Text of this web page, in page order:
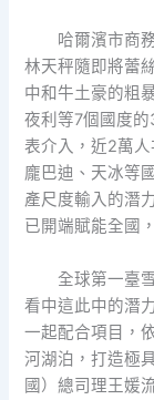
哈爾濱市商
林天秤隨即將蕾
中和牛土豪的粗
夜利等7個國度
表介入，近2萬
龐巴迪、天冰等
產尺度輸入的潛
已開端賦能全國
全球第一臺
看中這此中的潛
一起配合項目，
河湖泊，打造極
國）總司理王媛